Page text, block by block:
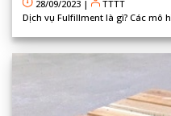
28/09/2023 |
TTTT
Dịch vụ Fulfillment là gì? Các mô